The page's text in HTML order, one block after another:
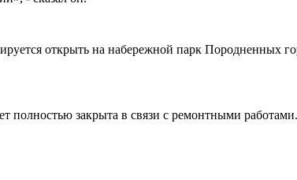
открыть на набережной парк Породненных
полностью закрыта в связи с ремонтными работами.